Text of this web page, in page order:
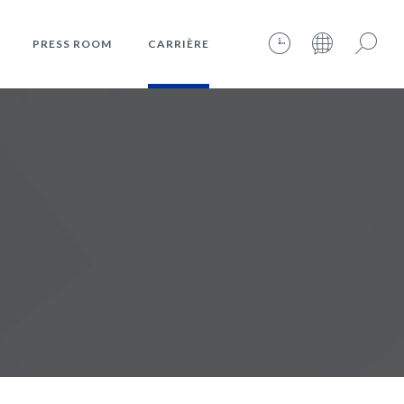
PRESS ROOM CARRIÈRE
07.08.2026 – 02:48:11 – INTERNET TIME: @158
Rechercher